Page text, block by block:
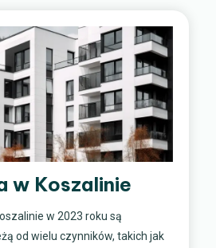
w Koszalinie
w 2023 roku są
od wielu czynników, takich jak